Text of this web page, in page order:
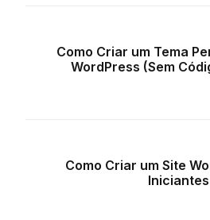
Como Criar um Tema
WordPress (Sem
Como Criar um Site
Iniciantes